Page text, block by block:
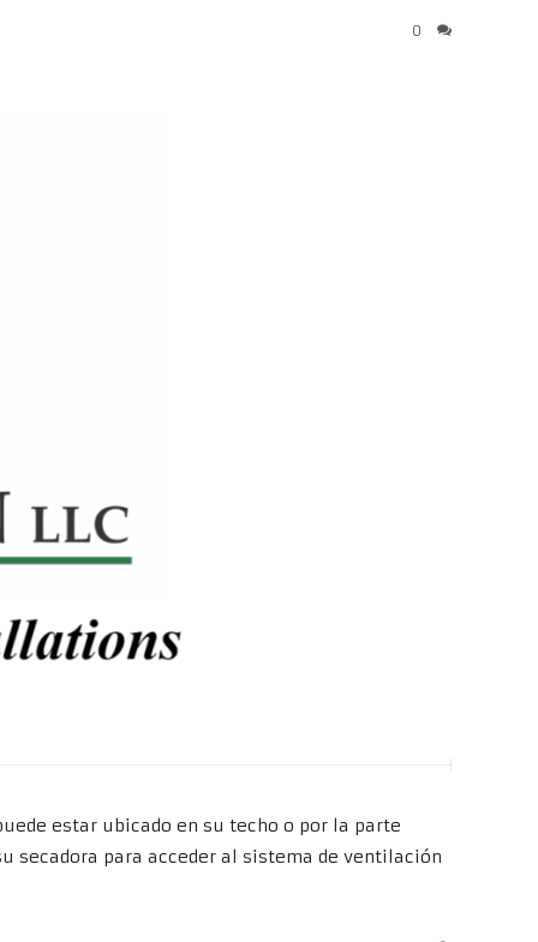
0
estar ubicado en su techo o por la parte
secadora para acceder al sistema de ventilación